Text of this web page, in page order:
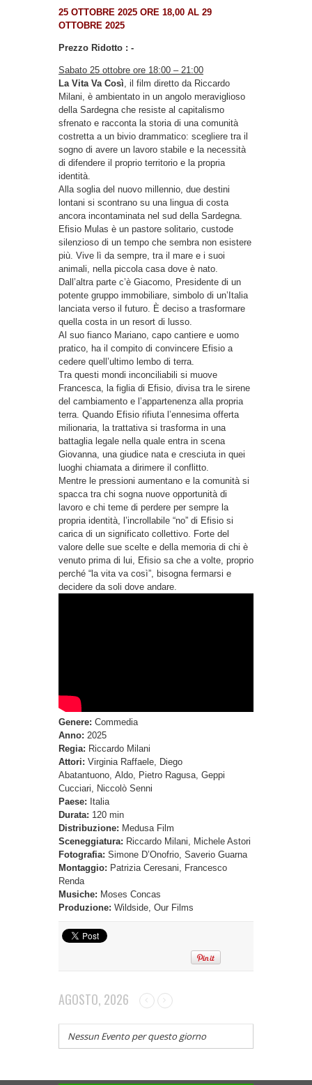
25 OTTOBRE 2025 ORE 18,00 AL 29
OTTOBRE 2025
Prezzo Ridotto : -
Sabato 25 ottobre ore 18:00 – 21:00
La Vita Va Così, il film diretto da Riccardo
Milani, è ambientato in un angolo meraviglioso
della Sardegna che resiste al capitalismo
sfrenato e racconta la storia di una comunità
costretta a un bivio drammatico: scegliere tra il
sogno di avere un lavoro stabile e la necessità
di difendere il proprio territorio e la propria
identità.
Alla soglia del nuovo millennio, due destini
lontani si scontrano su una lingua di costa
ancora incontaminata nel sud della Sardegna.
Efisio Mulas è un pastore solitario, custode
silenzioso di un tempo che sembra non esistere
più. Vive lì da sempre, tra il mare e i suoi
animali, nella piccola casa dove è nato.
Dall’altra parte c’è Giacomo, Presidente di un
potente gruppo immobiliare, simbolo di un’Italia
lanciata verso il futuro. È deciso a trasformare
quella costa in un resort di lusso.
Al suo fianco Mariano, capo cantiere e uomo
pratico, ha il compito di convincere Efisio a
cedere quell’ultimo lembo di terra.
Tra questi mondi inconciliabili si muove
Francesca, la figlia di Efisio, divisa tra le sirene
del cambiamento e l’appartenenza alla propria
terra. Quando Efisio rifiuta l’ennesima offerta
milionaria, la trattativa si trasforma in una
battaglia legale nella quale entra in scena
Giovanna, una giudice nata e cresciuta in quei
luoghi chiamata a dirimere il conflitto.
Mentre le pressioni aumentano e la comunità si
spacca tra chi sogna nuove opportunità di
lavoro e chi teme di perdere per sempre la
propria identità, l’incrollabile “no” di Efisio si
carica di un significato collettivo. Forte del
valore delle sue scelte e della memoria di chi è
venuto prima di lui, Efisio sa che a volte, proprio
perché “la vita va così”, bisogna fermarsi e
decidere da soli dove andare.
Genere: Commedia
Anno: 2025
Regia: Riccardo Milani
Attori: Virginia Raffaele, Diego
Abatantuono, Aldo, Pietro Ragusa, Geppi
Cucciari, Niccolò Senni
Paese: Italia
Durata: 120 min
Distribuzione: Medusa Film
Sceneggiatura: Riccardo Milani, Michele Astori
Fotografia: Simone D’Onofrio, Saverio Guarna
Montaggio: Patrizia Ceresani, Francesco
Renda
Musiche: Moses Concas
Produzione: Wildside, Our Films
AGOSTO, 2026
Nessun Evento per questo giorno